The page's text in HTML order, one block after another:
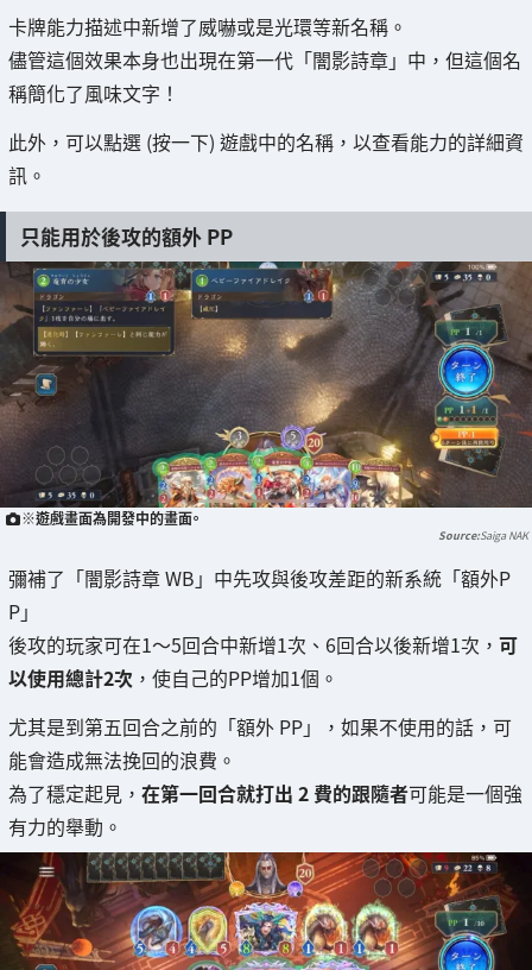
卡牌能力描述中新增了威嚇或是光環等新名稱。
儘管這個效果本身也出現在第一代「闇影詩章」中，但這個名
稱簡化了風味文字！
此外，可以點選 (按一下) 遊戲中的名稱，以查看能力的詳細資
訊。
只能用於後攻的額外 PP
※遊戲畫面為開發中的畫面。
Saiga NAK
彌補了「闇影詩章 WB」中先攻與後攻差距的新系統「額外P
P」
後攻的玩家可在1～5回合中新增1次、6回合以後新增1次， 可
以使用總計2次 ，使自己的PP增加1個。
尤其是到第五回合之前的「額外 PP」，如果不使用的話，可
能會造成無法挽回的浪費。
為了穩定起見， 在第一回合就打出 2 費的跟隨者可能是一個強
有力的舉動。